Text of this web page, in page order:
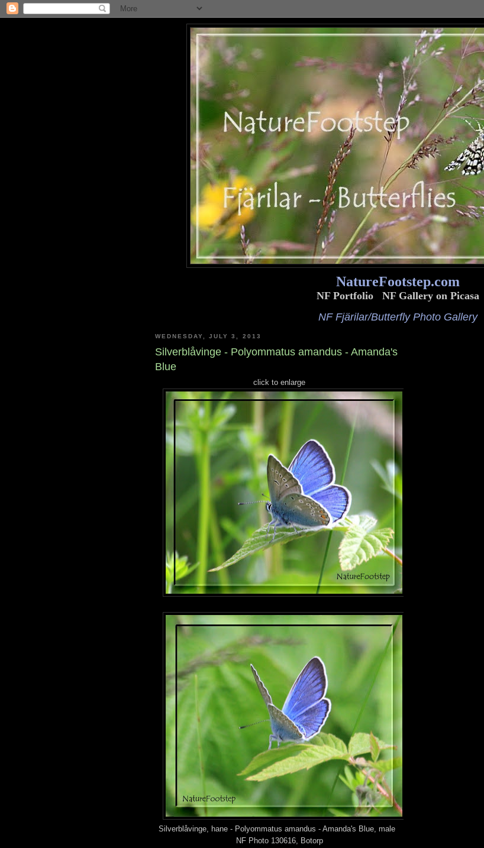
NatureFootstep.com
NF Portfolio
NF Gallery on Picasa
NF Fjärilar/Butterfly Photo Gallery
WEDNESDAY, JULY 3, 2013
Silverblåvinge - Polyommatus amandus - Amanda's
Blue
click to enlarge
Silverblåvinge, hane - Polyommatus amandus - Amanda's Blue, male
NF Photo 130616, Botorp